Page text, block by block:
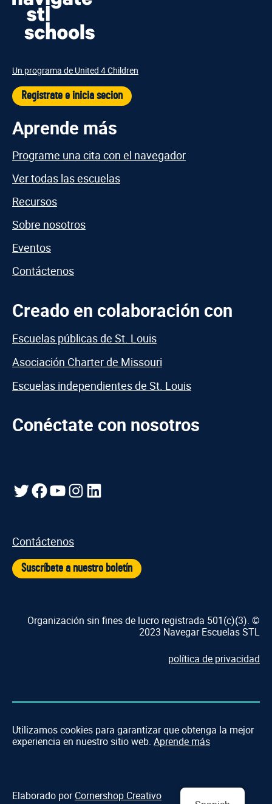
Un programa de United 4 Children
Registrate e inicia secion
Aprende más
Programe una cita con el navegador
Ver todas las escuelas
Recursos
Sobre nosotros
Eventos
Contáctenos
Creado en colaboración con
Escuelas públicas de St. Louis
Asociación Charter de Missouri
Escuelas independientes de St. Louis
Conéctate con nosotros
Gorjeo
Facebook
YouTube
Instagram
LinkedIn
Contáctenos
Suscríbete a nuestro boletín
Organización sin fines de lucro registrada 501(c)(3). ©
2023 Navegar Escuelas STL
política de privacidad
Utilizamos cookies para garantizar que obtenga la mejor
experiencia en nuestro sitio web. Aprende más
Elaborado porCornershop Creativo